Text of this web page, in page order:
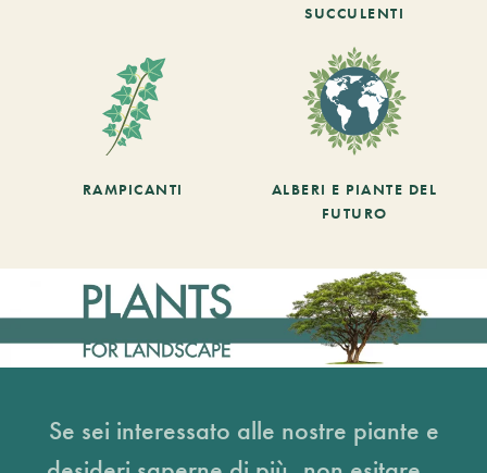
SUCCULENTI
RAMPICANTI
ALBERI E PIANTE DEL
FUTURO
Se sei interessato alle nostre piante e